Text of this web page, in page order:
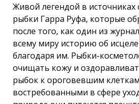
Живой легендой в источниках
рыбки Гарра Руфа, которые
после того, как один из
всему миру историю об
благодаря им. Рыбки-
очищать кожу и
рыбок к ороговевшим
востребованными в сфере